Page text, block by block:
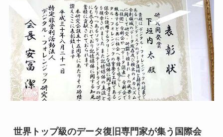
世界トップ級のデータ復旧専門家が集う国際会